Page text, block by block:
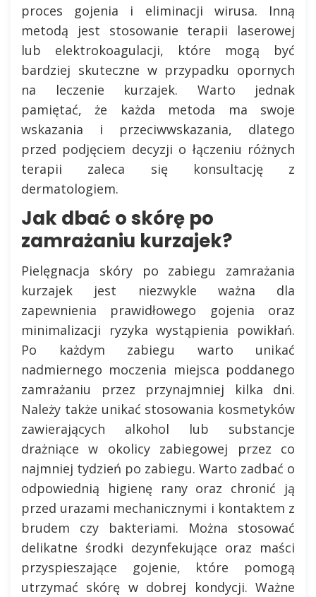
proces gojenia i eliminacji wirusa. Inną
metodą jest stosowanie terapii laserowej
lub elektrokoagulacji, które mogą być
bardziej skuteczne w przypadku opornych
na leczenie kurzajek. Warto jednak
pamiętać, że każda metoda ma swoje
wskazania i przeciwwskazania, dlatego
przed podjęciem decyzji o łączeniu różnych
terapii zaleca się konsultację z
dermatologiem.
Jak dbać o skórę po
zamrażaniu kurzajek?
Pielęgnacja skóry po zabiegu zamrażania
kurzajek jest niezwykle ważna dla
zapewnienia prawidłowego gojenia oraz
minimalizacji ryzyka wystąpienia powikłań.
Po każdym zabiegu warto unikać
nadmiernego moczenia miejsca poddanego
zamrażaniu przez przynajmniej kilka dni.
Należy także unikać stosowania kosmetyków
zawierających alkohol lub substancje
drażniące w okolicy zabiegowej przez co
najmniej tydzień po zabiegu. Warto zadbać o
odpowiednią higienę rany oraz chronić ją
przed urazami mechanicznymi i kontaktem z
brudem czy bakteriami. Można stosować
delikatne środki dezynfekujące oraz maści
przyspieszające gojenie, które pomogą
utrzymać skórę w dobrej kondycji. Ważne